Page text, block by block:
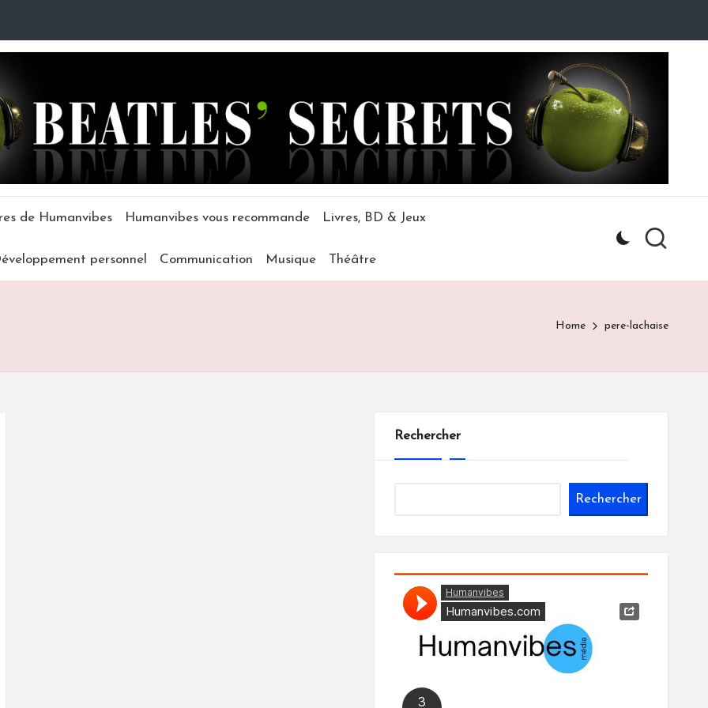
de Humanvibes Humanvibes vous recommande Livres, BD & Jeux
personnel Communication Musique Théâtre
Home pere-lachaise
Rechercher
Rechercher